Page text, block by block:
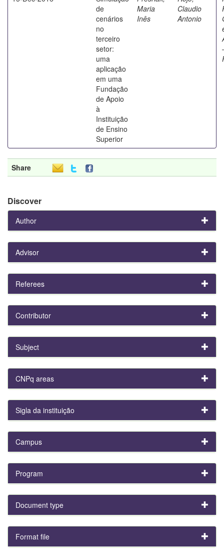
de
cenários
no
terceiro
setor:
uma
aplicação
em uma
Fundação
de Apoio
à
Instituição
de Ensino
Superior
Maria
Inês
Claudio
Antonio
Share
Discover
Author
Advisor
Referees
Contributor
Subject
CNPq areas
Sigla da instituição
Campus
Program
Document type
Format file